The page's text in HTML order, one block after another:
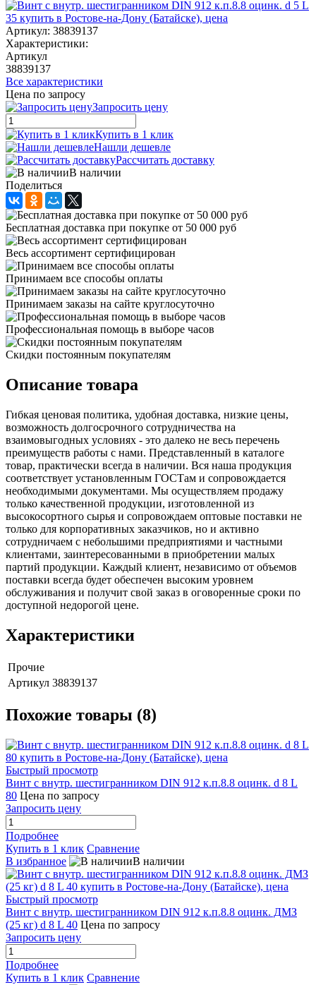
Артикул: 38839137
Характеристики:
Артикул
38839137
Все характеристики
Цена по запросу
Запросить цену
Купить в 1 клик
Нашли дешевле
Рассчитать доставку
В наличии
Поделиться
Бесплатная доставка при покупке от 50 000 руб
Весь ассортимент сертифицирован
Принимаем все способы оплаты
Принимаем заказы на сайте круглосуточно
Профессиональная помощь в выборе часов
Скидки постоянным покупателям
Описание товара
Гибкая ценовая политика, удобная доставка, низкие цены,
возможность долгосрочного сотрудничества на
взаимовыгодных условиях - это далеко не весь перечень
преимуществ работы с нами. Представленный в каталоге
товар, практически всегда в наличии. Вся наша продукция
соответствует установленным ГОСТам и сопровождается
необходимыми документами. Мы осуществляем продажу
только качественной продукции, изготовленной из
высокосортного сырья и сопровождаем оптовые поставки не
только для корпоративных заказчиков, но и активно
сотрудничаем с небольшими предприятиями и частными
клиентами, заинтересованными в приобретении малых
партий продукции. Каждый клиент, независимо от объемов
поставки всегда будет обеспечен высоким уровнем
обслуживания и получит свой заказ в оговоренные сроки по
доступной недорогой цене.
Характеристики
Прочие
Артикул 38839137
Похожие товары (8)
Быстрый просмотр
Винт с внутр. шестигранником DIN 912 к.п.8.8 оцинк. d 8 L
80 Цена по запросу
Запросить цену
Подробнее
Купить в 1 клик Сравнение
В избранное
В наличии
Быстрый просмотр
Винт с внутр. шестигранником DIN 912 к.п.8.8 оцинк. ДМЗ
(25 кг) d 8 L 40 Цена по запросу
Запросить цену
Подробнее
Купить в 1 клик Сравнение